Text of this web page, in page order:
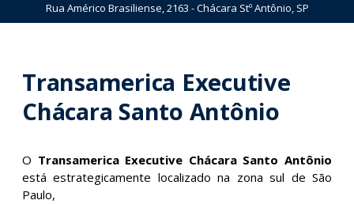
Rua Américo Brasiliense, 2163 - Chácara Stº Antônio, SP
Transamerica Executive
Chácara Santo Antônio
O Transamerica Executive Chácara Santo Antônio
está estrategicamente localizado na zona sul de São
Paulo,